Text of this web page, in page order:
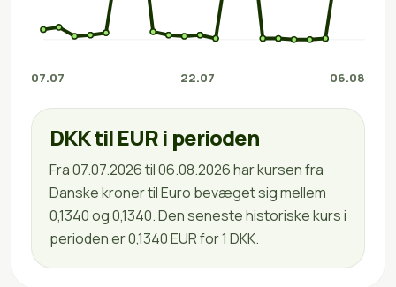
07.07 22.07 06.08
DKK til EUR i perioden
Fra 07.07.2026 til 06.08.2026 har kursen fra
Danske kroner til Euro bevæget sig mellem
0,1340 og 0,1340. Den seneste historiske kurs i
perioden er 0,1340 EUR for 1 DKK.